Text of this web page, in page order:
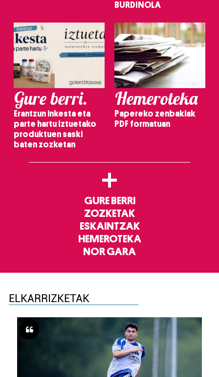
BURDINOLA
Gure berri.
Erantzun inkesta eta
parte hartu Iztuetako
produktuen saski
baten zozketan
Hemeroteka
Papereko zenbakiak
PDF formatuan
+
GURE BERRI
ZOZKETAK
ESKAINTZAK
HEMEROTEKA
NOR GARA
ELKARRIZKETAK